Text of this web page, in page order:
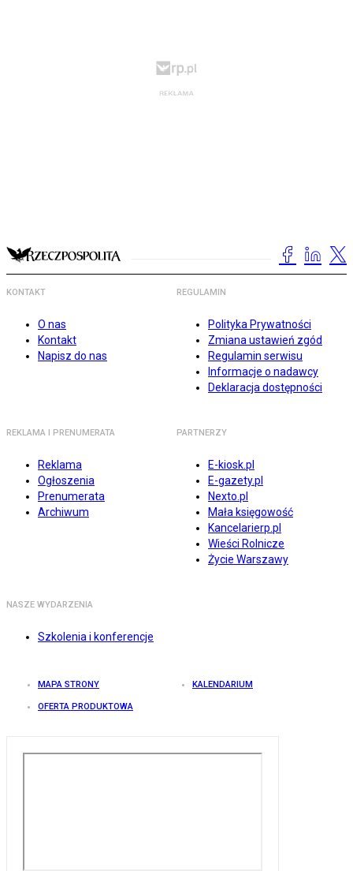
KONTAKT
O nas
Kontakt
Napisz do nas
REGULAMIN
Polityka Prywatności
Zmiana ustawień zgód
Regulamin serwisu
Informacje o nadawcy
Deklaracja dostępności
REKLAMA I PRENUMERATA
Reklama
Ogłoszenia
Prenumerata
Archiwum
PARTNERZY
E-kiosk.pl
E-gazety.pl
Nexto.pl
Mała księgowość
Kancelarierp.pl
Wieści Rolnicze
Życie Warszawy
NASZE WYDARZENIA
Szkolenia i konferencje
MAPA STRONY KALENDARIUM
OFERTA PRODUKTOWA